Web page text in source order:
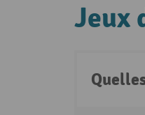
Jeux